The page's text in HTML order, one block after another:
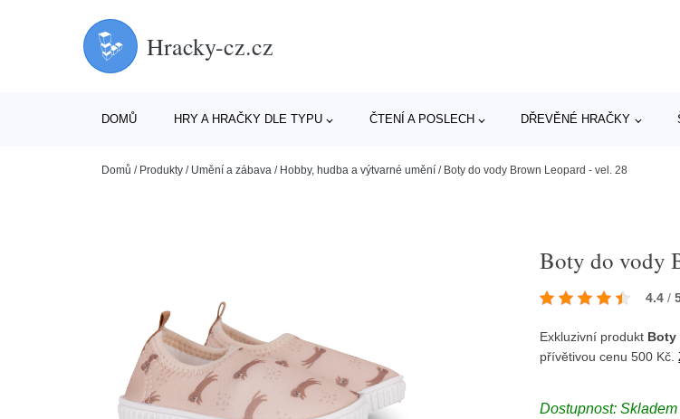
Hracky-cz.cz
DOMŮ HRY A HRAČKY DLE TYPU ČTENÍ A POSLECH DŘEVĚNÉ HRAČKY
Domů / Produkty / Umění a zábava / Hobby, hudba a výtvarné umění / Boty do vody Brown Leopard - vel. 28
Boty do vody
4.4 /
Exkluzivní produkt Boty
přívětivou cenu 500 Kč.
Dostupnost: Skladem